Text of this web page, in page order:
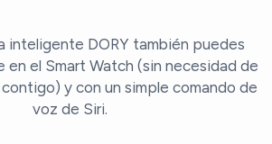
inteligente DORY también puedes
en el Smart Watch (sin necesidad de
y con un simple comando de
voz de Siri.